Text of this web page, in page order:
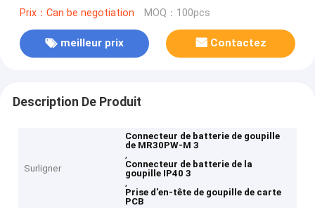
Prix：Can be negotiation MOQ：100pcs
meilleur prix Contactez
Description De Produit
Surligner
Connecteur de batterie de goupille
de MR30PW-M 3
,
Connecteur de batterie de la
goupille IP40 3
,
Prise d'en-tête de goupille de carte
PCB